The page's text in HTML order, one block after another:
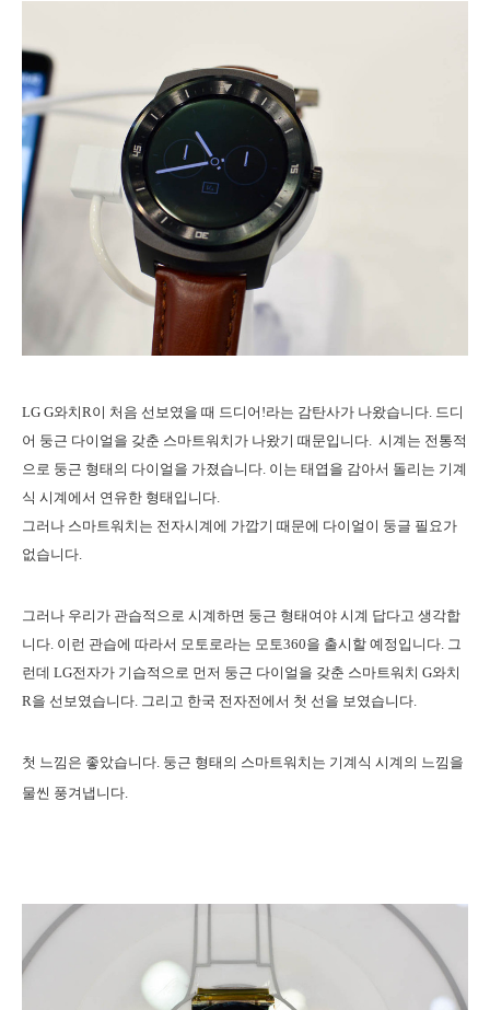
LG G와치R이 처음 선보였을 때 드디어!라는 감탄사가 나왔습니다. 드디
어 둥근 다이얼을 갖춘 스마트워치가 나왔기 때문입니다. 시계는 전통적
으로 둥근 형태의 다이얼을 가졌습니다. 이는 태엽을 감아서 돌리는 기계
식 시계에서 연유한 형태입니다.
그러나 스마트워치는 전자시계에 가깝기 때문에 다이얼이 둥글 필요가
없습니다.
그러나 우리가 관습적으로 시계하면 둥근 형태여야 시계 답다고 생각합
니다. 이런 관습에 따라서 모토로라는 모토360을 출시할 예정입니다. 그
런데 LG전자가 기습적으로 먼저 둥근 다이얼을 갖춘 스마트워치 G와치
R을 선보였습니다. 그리고 한국 전자전에서 첫 선을 보였습니다.
첫 느낌은 좋았습니다. 둥근 형태의 스마트워치는 기계식 시계의 느낌을
물씬 풍겨냅니다.